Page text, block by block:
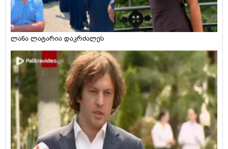
ლანა ლატარია დაკრძალეს